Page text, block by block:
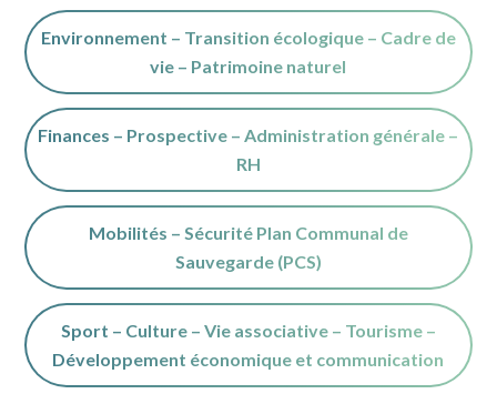
Environnement – Transition écologique – Cadre de
vie – Patrimoine naturel
Finances – Prospective – Administration générale –
RH
Mobilités – Sécurité Plan Communal de
Sauvegarde (PCS)
Sport – Culture – Vie associative – Tourisme –
Développement économique et communication